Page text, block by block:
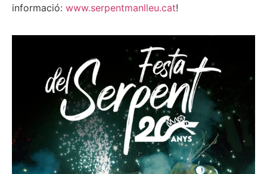
informació: www.serpentmanlleu.cat!